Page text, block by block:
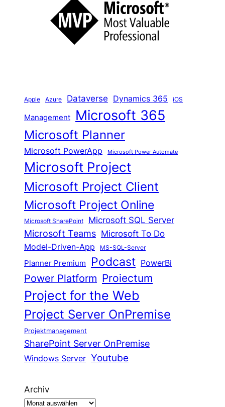
Apple Azure Dataverse Dynamics 365 iOS
Management Microsoft 365
Microsoft Planner
Microsoft PowerApp Microsoft Power Automate
Microsoft Project
Microsoft Project Client
Microsoft Project Online
Microsoft SharePoint Microsoft SQL Server
Microsoft Teams Microsoft To Do
Model-Driven-App MS-SQL-Server
Planner Premium Podcast PowerBi
Power Platform Proiectum
Project for the Web
Project Server OnPremise
Projektmanagement
SharePoint Server OnPremise
Windows Server Youtube
Archiv